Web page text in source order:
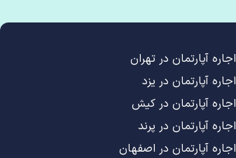
اجاره آپارتمان در تهران
اجاره آپارتمان در یزد
اجاره آپارتمان در کیش
اجاره آپارتمان در پرند
اجاره آپارتمان در اصفهان